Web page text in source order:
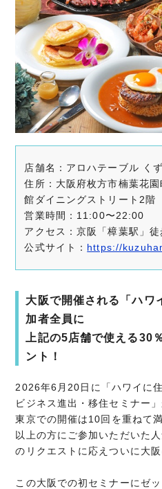
店舗名：アロハテーブル く
住所：大阪府枚方市楠葉花
館ダイニングストリート2階
営業時間：11:00〜22:00
アクセス：京阪「樟葉駅」徒
公式サイト： https://
大阪で開催される「ハワ
加者全員に
上記の5店舗で使える30
ント！
2026年6月20日に「ハワイに
ビジネス進出・移住セミナー
東京での開催は10回を重ねて
以上の方にご参加いただいた
のリクエストに応えついに大阪
この大阪での初セミナーにゼ